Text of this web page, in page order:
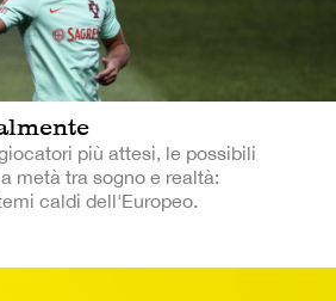
più attesi, le possibili
metà tra sogno e realtà:
caldi dell'Europeo.